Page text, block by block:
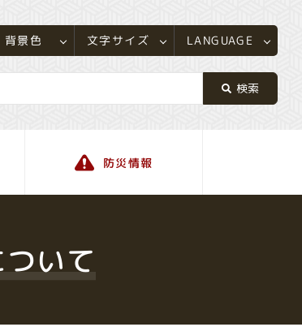
背景色 文字サイズ LANGUAGE
防災情報
いて